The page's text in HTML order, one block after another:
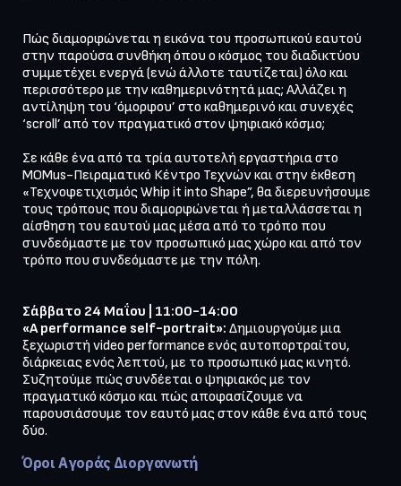
Πώς διαμορφώνεται η εικόνα του προσωπικού εαυτού
στην παρούσα συνθήκη όπου ο κόσμος του διαδικτύου
συμμετέχει ενεργά (ενώ άλλοτε ταυτίζεται) όλο και
περισσότερο με την καθημερινότητά μας; Αλλάζει η
αντίληψη του ‘όμορφου’ στο καθημερινό και συνεχές
‘scroll’ από τον πραγματικό στον ψηφιακό κόσμο;
Σε κάθε ένα από τα τρία αυτοτελή εργαστήρια στο
MOMus-Πειραματικό Κέντρο Τεχνών και στην έκθεση
«Τεχνοφετιχισμός Whip it into Shape”, θα διερευνήσουμε
τους τρόπους που διαμορφώνεται ή μεταλλάσσεται η
αίσθηση του εαυτού μας μέσα από το τρόπο που
συνδεόμαστε με τον προσωπικό μας χώρο και από τον
τρόπο που συνδεόμαστε με την πόλη.
Σάββατο 24 Μαΐου | 11:00-14:00
«A performance self-portrait»: Δημιουργούμε μια
ξεχωριστή video performance ενός αυτοπορτραίτου,
διάρκειας ενός λεπτού, με το προσωπικό μας κινητό.
Συζητούμε πώς συνδέεται ο ψηφιακός με τον
πραγματικό κόσμο και πώς αποφασίζουμε να
παρουσιάσουμε τον εαυτό μας στον κάθε ένα από τους
Όροι Αγοράς Διοργανωτή